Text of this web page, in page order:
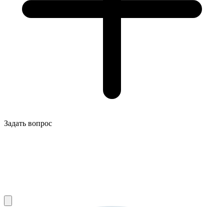
Задать вопрос